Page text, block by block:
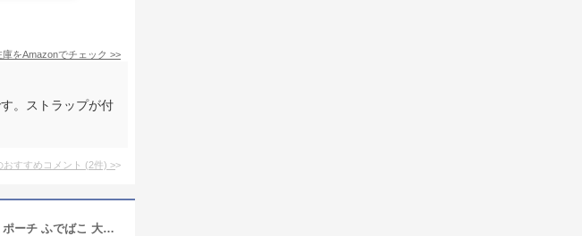
庫をAmazonでチェック >>
。ストラップが付
おすすめコメント (2件) >
大容量 ペンケース 多機能 ペンポーチ 化粧ポーチ マルチポーチ 文具入れ 筆入れ ポーチ ふでばこ 大容量 文房具収納 文房具バッグ 筆記用具 小物入れ ツールペンケース 化粧品収納 化粧バッグ りょこバッグ ボックス型ペンケース 収納ポーチ